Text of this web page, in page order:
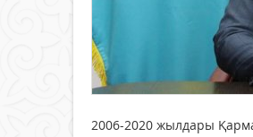
2006-2020 жылдары